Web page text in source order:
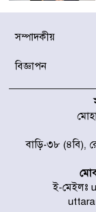
সম্পাদকীয়
বিজ্ঞাপন
বাড়ি-৩৮ (৪বি),
ই-মেইলঃ